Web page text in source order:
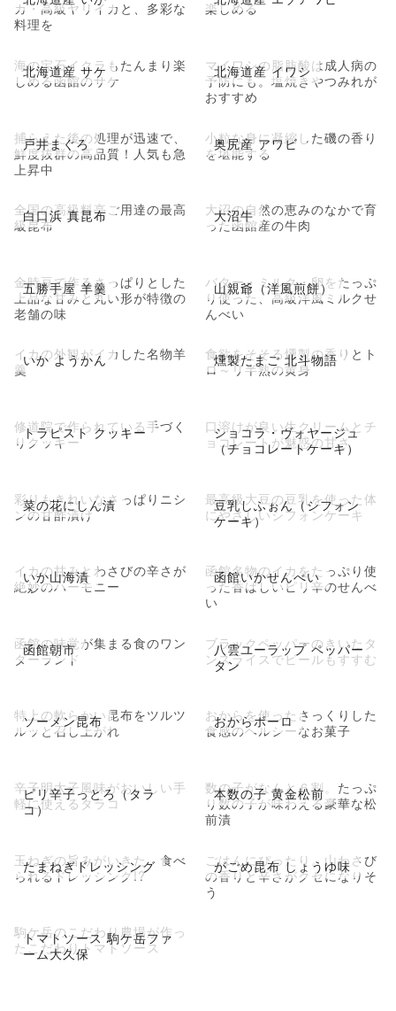
カ・高級ヤリイカと、多彩な
料理を
楽しめる
北海道産 サケ
海の宝石イクラもたんまり楽
しめる函館のサケ
北海道産 イワシ
マイワシの脂肪酸は成人病の
予防にも。塩焼きやつみれが
おすすめ
戸井まぐろ
捕らえた後の処理が迅速で、
鮮度抜群の高品質！人気も急
上昇中
奥尻産 アワビ
小粒な身に凝縮した磯の香り
を堪能する
白口浜 真昆布
全国の高級料亭ご用達の最高
級昆布
大沼牛
大沼の自然の恵みのなかで育
った函館産の牛肉
五勝手屋 羊羹
金時豆で作るさっぱりとした
上品な甘みと丸い形が特徴の
老舗の味
山親爺（洋風煎餅）
バター・ミルク・卵をたっぷ
り使った、高級洋風ミルクせ
んべい
いか ようかん
イカの外観がイカした名物羊
羹
燻製たまご 北斗物語
食欲をそそる燻製の香りとト
ロ～リ半熟の黄身
トラピスト クッキー
修道院で作られている手づく
りクッキー
ショコラ・ヴォヤージュ
（チョコレートケーキ）
口溶けが良い生クリームとチ
ョコレートが魅惑の甘さ
菜の花にしん漬
彩りもきれいなさっぱりニシ
ンの甘酢漬け
豆乳しふぉん（シフォン
ケーキ）
最高級大豆の豆乳を使った体
にやさしいシフォンケーキ
いか山海漬
イカの甘みとわさびの辛さが
絶妙のハーモニー
函館いかせんべい
函館名物のイカをたっぷり使
った香ばしいピリ辛のせんべ
い
函館朝市
函館の味覚が集まる食のワン
ダーランド
八雲ユーラップ ペッパー
タン
ブラックペッパーのきいたタ
ンスライスでビールもすすむ
ソーメン昆布
特上の軟らかい昆布をツルツ
ルッと召し上がれ
おからボーロ
おからを使ったさっくりした
食感のヘルシーなお菓子
ピリ辛子っとろ（タラ
コ）
辛子明太子風味がおいしい手
軽に使えるタラコ
本数の子 黄金松前
数の子がなんと６割。たっぷ
り数の子が味わえる豪華な松
前漬
たまねぎドレッシング
玉ねぎの旨みがいきた、食べ
られるドレッシング!?
がごめ昆布 しょうゆ味
ごはんにぴったり。山わさび
の香りと辛さがクセになりそ
う
トマトソース 駒ケ岳ファ
ーム大久保
駒ケ岳のこだわり農場が作っ
たこだわりトマトソース